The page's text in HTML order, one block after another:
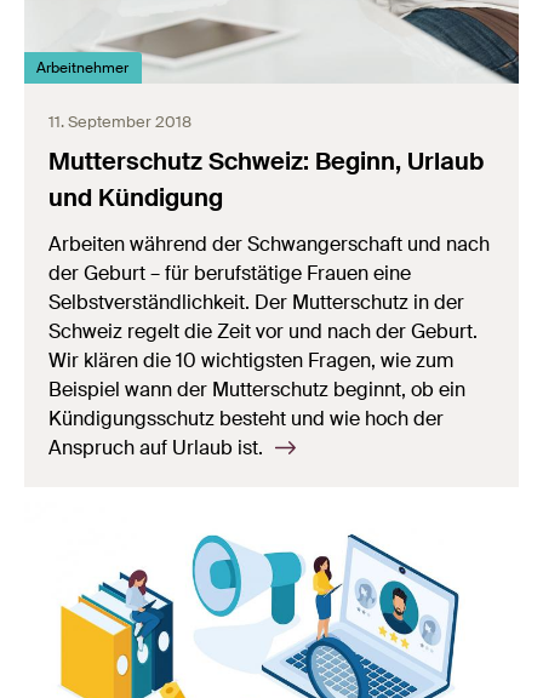
Arbeitnehmer
11. September 2018
Mutterschutz Schweiz: Beginn, Urlaub
und Kündigung
Arbeiten während der Schwangerschaft und nach
der Geburt – für berufstätige Frauen eine
Selbstverständlichkeit. Der Mutterschutz in der
Schweiz regelt die Zeit vor und nach der Geburt.
Wir klären die 10 wichtigsten Fragen, wie zum
Beispiel wann der Mutterschutz beginnt, ob ein
Kündigungsschutz besteht und wie hoch der
Anspruch auf Urlaub ist.